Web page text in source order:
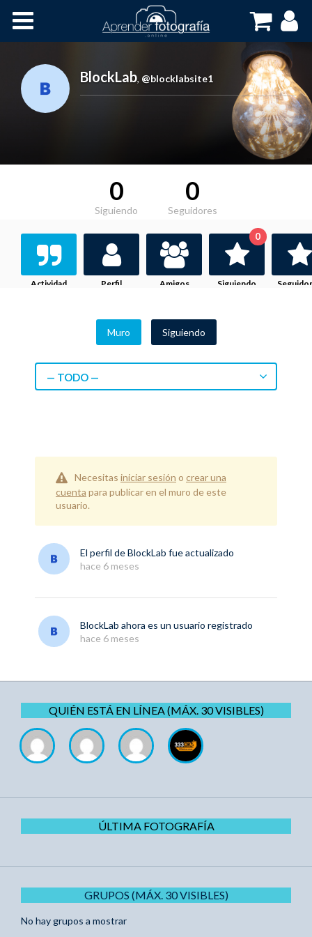
Cursos OnLine
BlockLab, @blocklabsite1
0
Siguiendo
0
Seguidores
Actividad Perfil Amigos Siguiendo
0
Muro Siguiendo
— TODO —
Necesitas iniciar sesión o crear una
cuenta para publicar en el muro de este
usuario.
El perfil deBlockLab fue actualizado
hace 6 meses
BlockLab ahora es un usuario registrado
hace 6 meses
QUIÉN ESTÁ EN LÍNEA (MÁX. 30 VISIBLES)
ÚLTIMA FOTOGRAFÍA
GRUPOS (MÁX. 30 VISIBLES)
No hay grupos a mostrar